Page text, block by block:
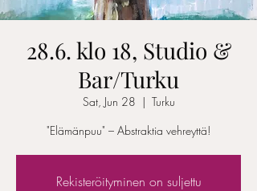
28.6. klo 18, Studio &
Bar/Turku
Sat, Jun 28
  |
Turku
"Elämänpuu" – Abstraktia vehreyttä!
Rekisteröityminen on suljettu